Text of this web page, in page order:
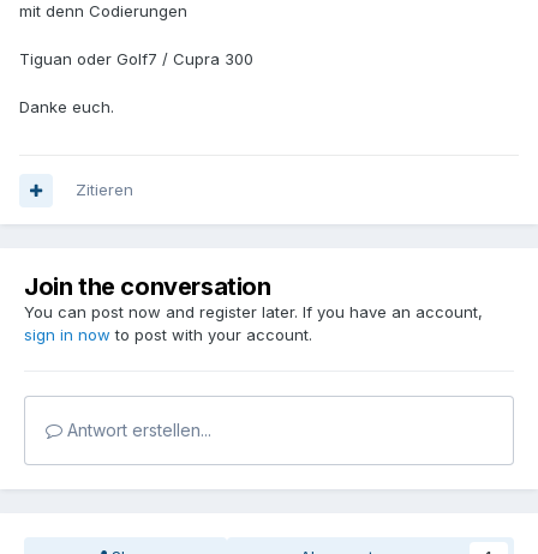
mit denn Codierungen
Tiguan oder Golf7 / Cupra 300
Danke euch.
Zitieren
Join the conversation
You can post now and register later. If you have an account,
sign in now to post with your account.
Antwort erstellen...